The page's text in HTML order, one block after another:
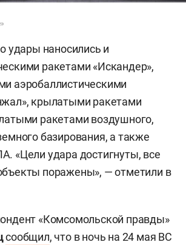
удары наносились и
ракетами «Искандер»,
аэробаллистическими
крылатыми ракетами
ракетами воздушного,
базирования, а также
«Цели удара достигнуты, все
поражены», — отметили в
«Комсомольской правды»
сообщил, что в ночь на 24 мая ВС